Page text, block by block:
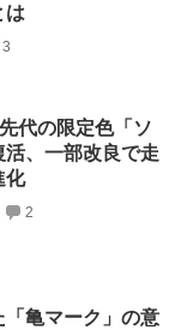
は
3
代の限定色「ソ
活、一部改良で走
化
2
亀マーク」の意